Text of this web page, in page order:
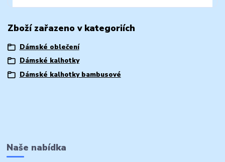
Zboží zařazeno v kategoriích
Dámské oblečení
Dámské kalhotky
Dámské kalhotky bambusové
Naše nabídka